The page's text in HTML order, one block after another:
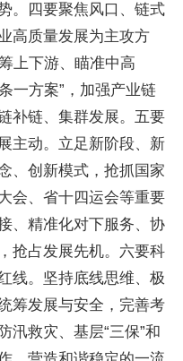
。四要聚焦风口、链式
高质量发展为主攻方
上下游、瞄准中高
一方案”，加强产业链
补链、集群发展。五要
主动。立足新阶段、新
、创新模式，抢抓国家
会、省十四运会等重要
、精准化对下服务、协
抢占发展先机。六要科
线。坚持底线思维、极
筹发展与安全，完善考
汛救灾、基层“三保”和